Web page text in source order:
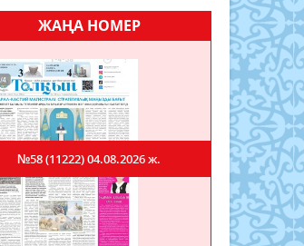
ЖАҢА НОМЕР
№58 (11222)04.08.2026 ж.